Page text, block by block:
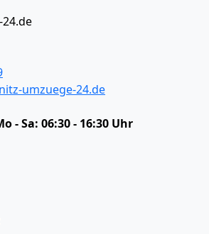
umzuege-24.de
- Sa: 06:30 - 16:30 Uhr